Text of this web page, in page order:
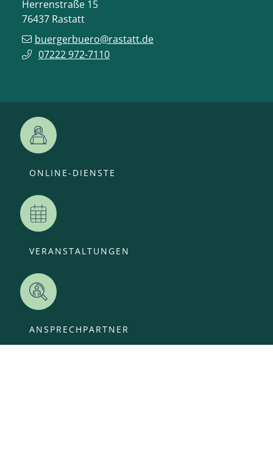
Herrenstraße 15
76437 Rastatt
buergerbuero@rastatt.de
07222 972-7110
ONLINE-DIENSTE
VERANSTALTUNGEN
ANSPRECHPARTNER